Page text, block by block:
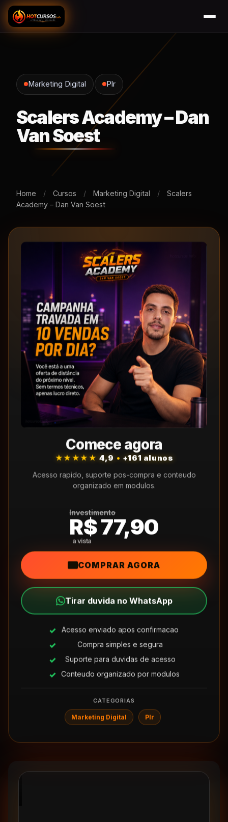
Marketing Digital Plr
Scalers Academy – Dan
Van Soest
Home / Cursos / Marketing Digital /
Scalers
Academy – Dan Van Soest
Comece agora
★★★★★4,9 • +161 alunos
Acesso rapido, suporte pos-compra e conteudo
organizado em modulos.
Investimento
R$ 77,90
COMPRAR AGORA
Tirar duvida no WhatsApp
Acesso enviado apos confirmacao
Compra simples e segura
Suporte para duvidas de acesso
Conteudo organizado por modulos
CATEGORIAS
Marketing Digital Plr